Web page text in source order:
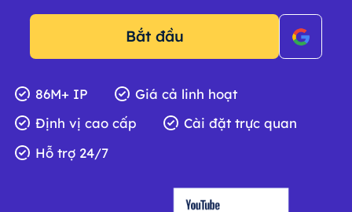
Bắt đầu
86M+ IP
Giá cả linh hoạt
Định vị cao cấp
Cài đặt trực quan
Hỗ trợ 24/7